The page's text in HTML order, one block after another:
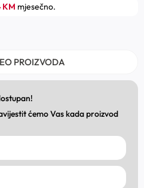
KM mjesečno.
PROIZVODA
ćemo Vas kada proizvod